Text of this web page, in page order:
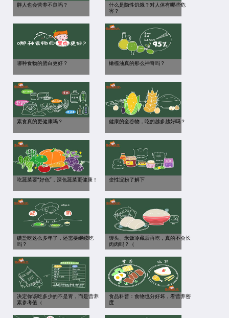
胖人也会营养不良吗？
什么是隐性饥饿？对人体有哪些危
害？
哪种食物的蛋白更好？ 橄榄油真的那么神奇吗？
素食真的更健康吗？ 健康的全谷物，吃的越多越好吗？
吃蔬菜要“好色”，深色蔬菜更健康！ 变性淀粉了解下
碘盐吃这么多年了，还需要继续吃
吗？
馒头、米饭冷藏后再吃，真的不会长
肉肉吗？（
决定你该吃多少的不是胃，而是营养
素参考值（
食品科普：食物也分好坏，看营养密
度